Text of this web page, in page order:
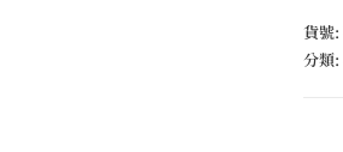
貨號:
分類: